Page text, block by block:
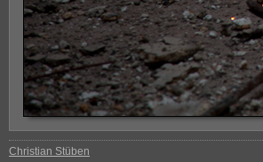
Christian Stüben